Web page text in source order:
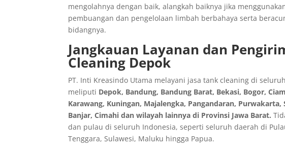
mengolahnya dengan baik, alangkah baiknya jika
pembuangan dan pengelolaan limbah berbahaya serta
bidangnya.
Jangkauan Layanan dan
Cleaning Depok
PT. Inti Kreasindo Utama melayani jasa tank cleaning di
meliputi Depok, Bandung, Bandung Barat, Bekasi, Bogor,
Karawang, Kuningan, Majalengka, Pangandaran,
Banjar, Cimahi dan wilayah lainnya di Provinsi Jawa Barat.
dan pulau di seluruh Indonesia, seperti seluruh daerah di
Tenggara, Sulawesi, Maluku hingga Papua.